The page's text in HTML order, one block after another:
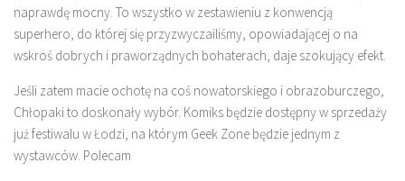
naprawdę mocny. To wszystko w zestawieniu z konwencją
superhero, do której się przyzwyczailiśmy, opowiadającej o na
wskroś dobrych i praworządnych bohaterach, daje szokujący efekt.
Jeśli zatem macie ochotę na coś nowatorskiego i obrazoburczego,
Chłopaki to doskonały wybór. Komiks będzie dostępny w sprzedaży
już festiwalu w Łodzi, na którym Geek Zone będzie jednym z
wystawców. Polecam